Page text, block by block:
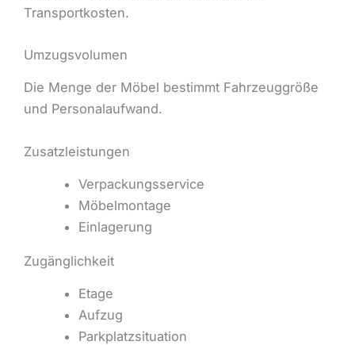
Transportkosten.
Umzugsvolumen
Die Menge der Möbel bestimmt Fahrzeuggröße
und Personalaufwand.
Zusatzleistungen
Verpackungsservice
Möbelmontage
Einlagerung
Zugänglichkeit
Etage
Aufzug
Parkplatzsituation